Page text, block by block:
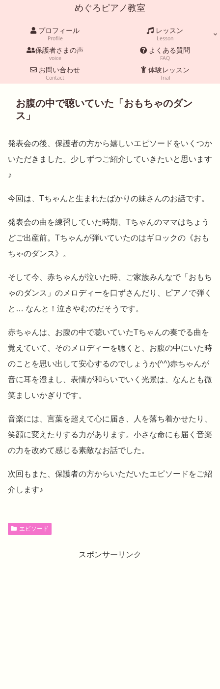
めぐろピアノ教室
プロフィール
Profile
レッスン
Lesson
保護者さまの声
voice
よくある質問
FAQ
お問い合わせ
Contact
体験レッスン
Trial
お腹の中で聴いていた「おもちゃのダン
ス」
発表会の後、保護者の方から嬉しいエピソードをいくつか
いただきました。少しずつご紹介していきたいと思います
♪
今回は、Tちゃんと生まれたばかりの妹さんのお話です。
発表会の曲を練習していた時期、Tちゃんのママはちょう
どご出産前。Tちゃんが弾いていたのはギロックの《おも
ちゃのダンス》。
そして今、赤ちゃんが泣いた時、ご家族みんなで「おもち
ゃのダンス」のメロディーを口ずさんだり、ピアノで弾く
と… なんと！泣きやむのだそうです。
赤ちゃんは、お腹の中で聴いていたTちゃんの奏でる曲を
覚えていて、そのメロディーを聴くと、お腹の中にいた時
のことを思い出して安心するのでしょうか(^^)赤ちゃんが
音に耳を澄まし、表情が和らいでいく光景は、なんとも微
笑ましいかぎりです。
音楽には、言葉を超えて心に届き、人を落ち着かせたり、
笑顔に変えたりする力があります。小さな命にも届く音楽
の力を改めて感じる素敵なお話でした。
次回もまた、保護者の方からいただいたエピソードをご紹
介します♪
エピソード
スポンサーリンク